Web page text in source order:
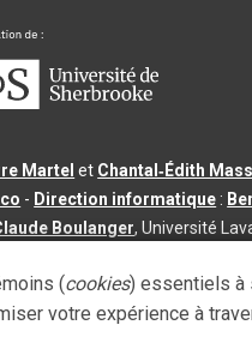
Martel et Chantal‑Édith
- Direction informatique :
Boulanger, Université
|3.2.2- Dernière mise à
(cookies) essentiels à
votre expérience à